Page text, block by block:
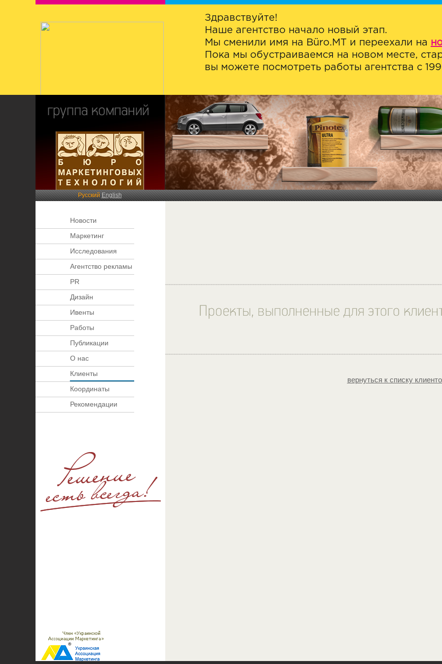
Здравствуйте!
Наше агентство начало новый этап.
Мы сменили имя на Büro.MT и переехали на
Пока мы обустраиваемся на новом месте,
вы можете посмотреть работы агентства с
РусскийEnglish
Новости
Маркетинг
Исследования
Агентство рекламы
PR
Дизайн
Ивенты
Работы
Публикации
О нас
Клиенты
Координаты
Рекомендации
вернуться к списку